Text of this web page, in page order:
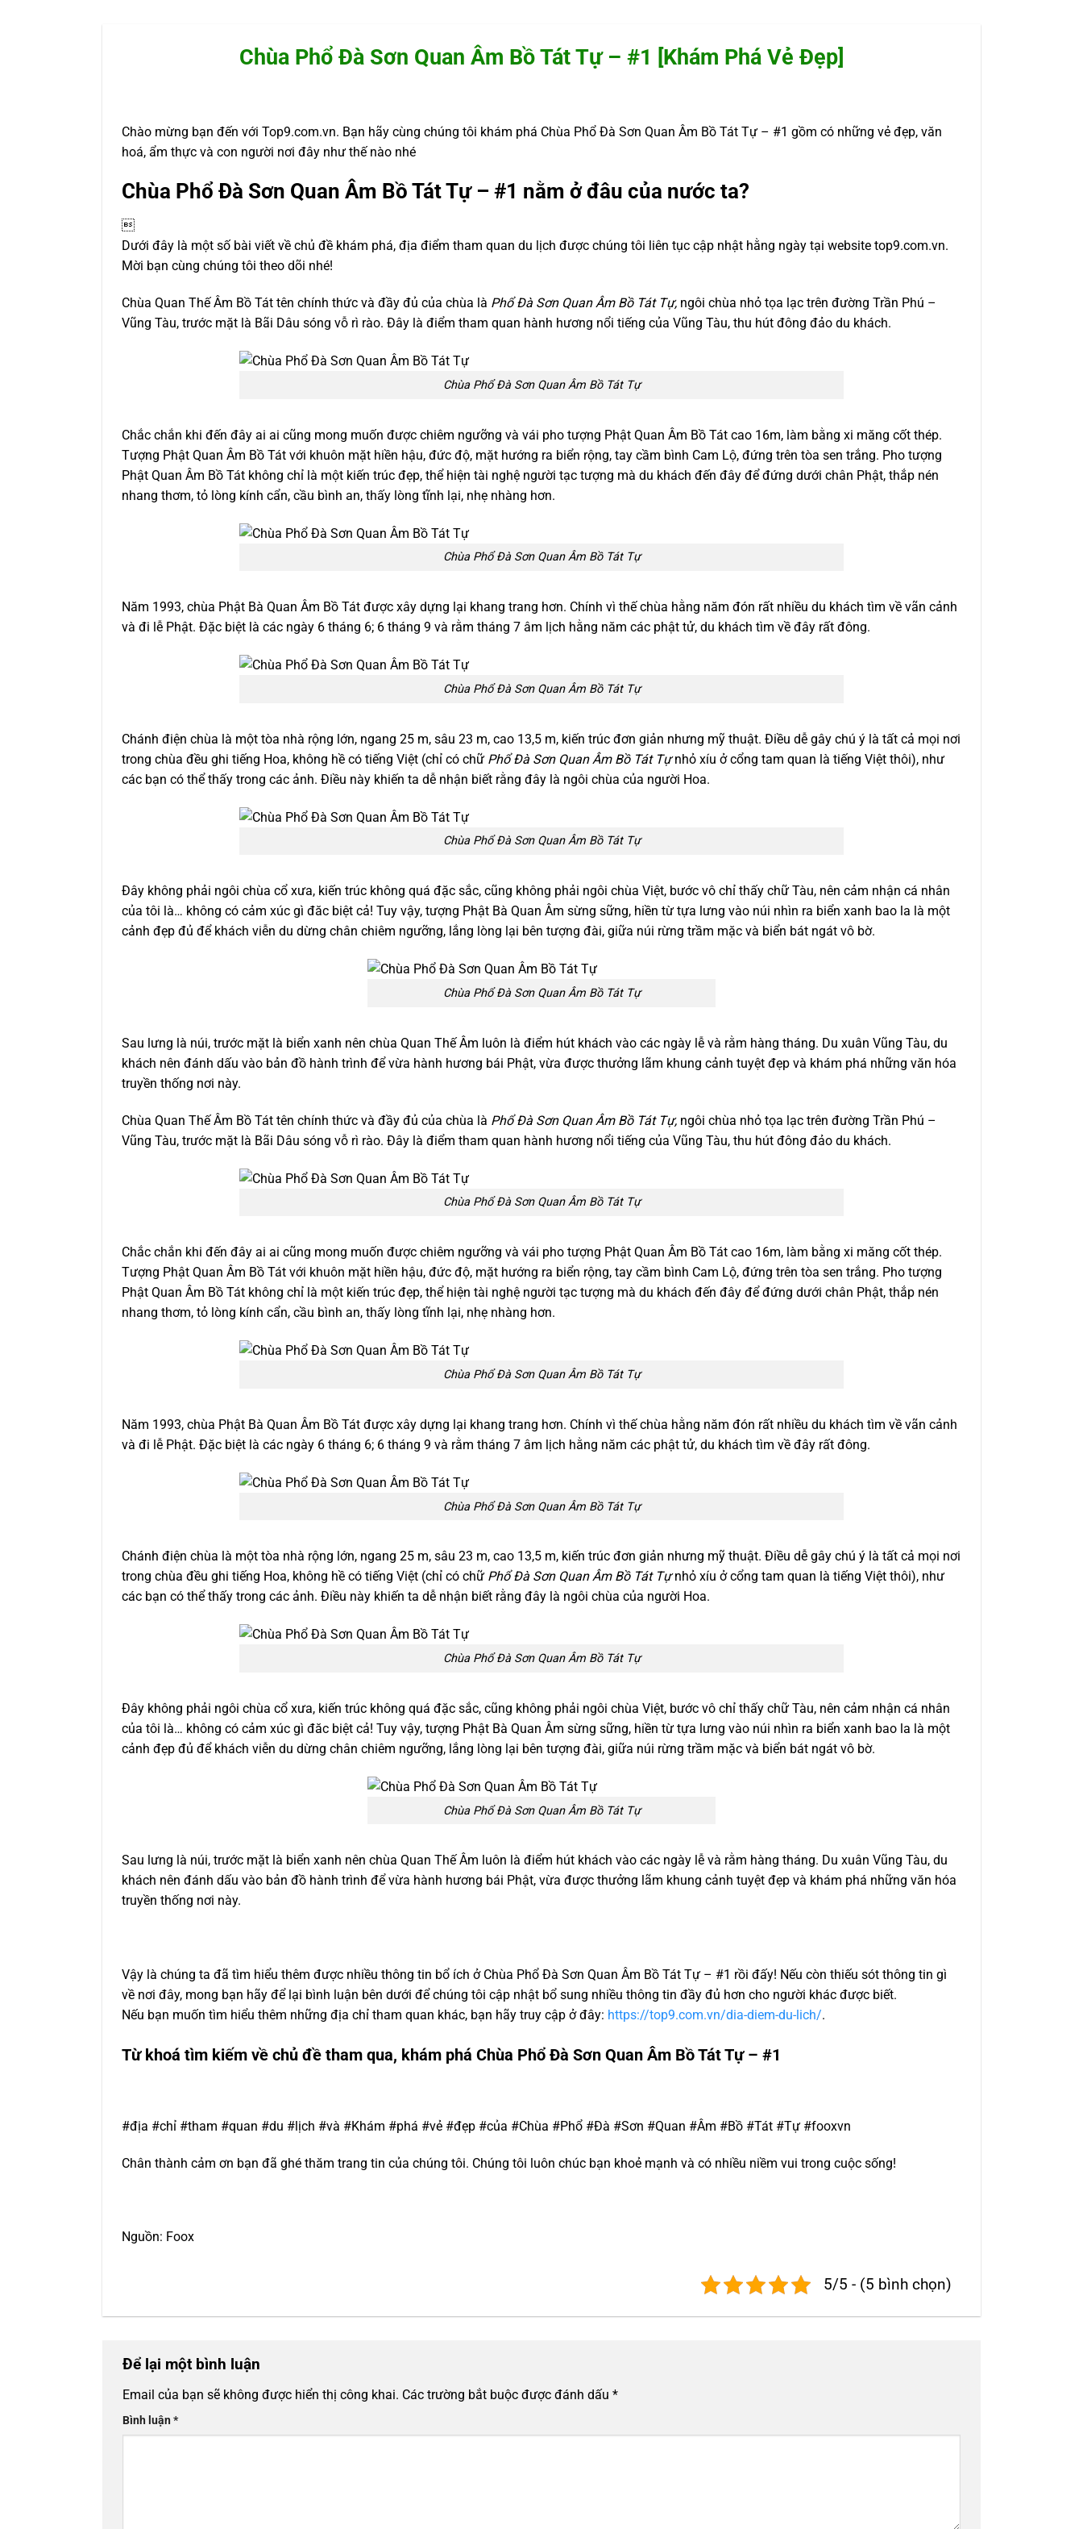
Chùa Phổ Đà Sơn Quan Âm Bồ Tát Tự – #1 [Khám Phá Vẻ Đẹp]
Chào mừng bạn đến với Top9.com.vn. Bạn hãy cùng chúng tôi khám phá Chùa Phổ Đà Sơn Quan Âm Bồ Tát Tự – #1 gồm có những vẻ đẹp, văn
hoá, ẩm thực và con người nơi đây như thế nào nhé
Chùa Phổ Đà Sơn Quan Âm Bồ Tát Tự – #1 nằm ở đâu của nước ta?

Dưới đây là một số bài viết về chủ đề khám phá, địa điểm tham quan du lịch được chúng tôi liên tục cập nhật hằng ngày tại website top9.com.vn.
Mời bạn cùng chúng tôi theo dõi nhé!
Chùa Quan Thế Âm Bồ Tát tên chính thức và đầy đủ của chùa là Phổ Đà Sơn Quan Âm Bồ Tát Tự, ngôi chùa nhỏ tọa lạc trên đường Trần Phú –
Vũng Tàu, trước mặt là Bãi Dâu sóng vỗ rì rào. Đây là điểm tham quan hành hương nổi tiếng của Vũng Tàu, thu hút đông đảo du khách.
Chùa Phổ Đà Sơn Quan Âm Bồ Tát Tự
Chắc chắn khi đến đây ai ai cũng mong muốn được chiêm ngưỡng và vái pho tượng Phật Quan Âm Bồ Tát cao 16m, làm bằng xi măng cốt thép.
Tượng Phật Quan Âm Bồ Tát với khuôn mặt hiền hậu, đức độ, mặt hướng ra biển rộng, tay cầm bình Cam Lộ, đứng trên tòa sen trắng. Pho tượng
Phật Quan Âm Bồ Tát không chỉ là một kiến trúc đẹp, thể hiện tài nghệ người tạc tượng mà du khách đến đây để đứng dưới chân Phật, thắp nén
nhang thơm, tỏ lòng kính cẩn, cầu bình an, thấy lòng tĩnh lại, nhẹ nhàng hơn.
Chùa Phổ Đà Sơn Quan Âm Bồ Tát Tự
Năm 1993, chùa Phật Bà Quan Âm Bồ Tát được xây dựng lại khang trang hơn. Chính vì thế chùa hằng năm đón rất nhiều du khách tìm về vãn cảnh
và đi lễ Phật. Đặc biệt là các ngày 6 tháng 6; 6 tháng 9 và rằm tháng 7 âm lịch hằng năm các phật tử, du khách tìm về đây rất đông.
Chùa Phổ Đà Sơn Quan Âm Bồ Tát Tự
Chánh điện chùa là một tòa nhà rộng lớn, ngang 25 m, sâu 23 m, cao 13,5 m, kiến trúc đơn giản nhưng mỹ thuật. Điều dễ gây chú ý là tất cả mọi nơi
trong chùa đều ghi tiếng Hoa, không hề có tiếng Việt (chỉ có chữ Phổ Đà Sơn Quan Âm Bồ Tát Tựnhỏ xíu ở cổng tam quan là tiếng Việt thôi), như
các bạn có thể thấy trong các ảnh. Điều này khiến ta dễ nhận biết rằng đây là ngôi chùa của người Hoa.
Chùa Phổ Đà Sơn Quan Âm Bồ Tát Tự
Đây không phải ngôi chùa cổ xưa, kiến trúc không quá đặc sắc, cũng không phải ngôi chùa Việt, bước vô chỉ thấy chữ Tàu, nên cảm nhận cá nhân
của tôi là… không có cảm xúc gì đăc biệt cả! Tuy vậy, tượng Phật Bà Quan Âm sừng sững, hiền từ tựa lưng vào núi nhìn ra biển xanh bao la là một
cảnh đẹp đủ để khách viễn du dừng chân chiêm ngưỡng, lắng lòng lại bên tượng đài, giữa núi rừng trầm mặc và biển bát ngát vô bờ.
Chùa Phổ Đà Sơn Quan Âm Bồ Tát Tự
Sau lưng là núi, trước mặt là biển xanh nên chùa Quan Thế Âm luôn là điểm hút khách vào các ngày lễ và rằm hàng tháng. Du xuân Vũng Tàu, du
khách nên đánh dấu vào bản đồ hành trình để vừa hành hương bái Phật, vừa được thưởng lãm khung cảnh tuyệt đẹp và khám phá những văn hóa
truyền thống nơi này.
Chùa Quan Thế Âm Bồ Tát tên chính thức và đầy đủ của chùa là Phổ Đà Sơn Quan Âm Bồ Tát Tự, ngôi chùa nhỏ tọa lạc trên đường Trần Phú –
Vũng Tàu, trước mặt là Bãi Dâu sóng vỗ rì rào. Đây là điểm tham quan hành hương nổi tiếng của Vũng Tàu, thu hút đông đảo du khách.
Chùa Phổ Đà Sơn Quan Âm Bồ Tát Tự
Chắc chắn khi đến đây ai ai cũng mong muốn được chiêm ngưỡng và vái pho tượng Phật Quan Âm Bồ Tát cao 16m, làm bằng xi măng cốt thép.
Tượng Phật Quan Âm Bồ Tát với khuôn mặt hiền hậu, đức độ, mặt hướng ra biển rộng, tay cầm bình Cam Lộ, đứng trên tòa sen trắng. Pho tượng
Phật Quan Âm Bồ Tát không chỉ là một kiến trúc đẹp, thể hiện tài nghệ người tạc tượng mà du khách đến đây để đứng dưới chân Phật, thắp nén
nhang thơm, tỏ lòng kính cẩn, cầu bình an, thấy lòng tĩnh lại, nhẹ nhàng hơn.
Chùa Phổ Đà Sơn Quan Âm Bồ Tát Tự
Năm 1993, chùa Phật Bà Quan Âm Bồ Tát được xây dựng lại khang trang hơn. Chính vì thế chùa hằng năm đón rất nhiều du khách tìm về vãn cảnh
và đi lễ Phật. Đặc biệt là các ngày 6 tháng 6; 6 tháng 9 và rằm tháng 7 âm lịch hằng năm các phật tử, du khách tìm về đây rất đông.
Chùa Phổ Đà Sơn Quan Âm Bồ Tát Tự
Chánh điện chùa là một tòa nhà rộng lớn, ngang 25 m, sâu 23 m, cao 13,5 m, kiến trúc đơn giản nhưng mỹ thuật. Điều dễ gây chú ý là tất cả mọi nơi
trong chùa đều ghi tiếng Hoa, không hề có tiếng Việt (chỉ có chữ Phổ Đà Sơn Quan Âm Bồ Tát Tựnhỏ xíu ở cổng tam quan là tiếng Việt thôi), như
các bạn có thể thấy trong các ảnh. Điều này khiến ta dễ nhận biết rằng đây là ngôi chùa của người Hoa.
Chùa Phổ Đà Sơn Quan Âm Bồ Tát Tự
Đây không phải ngôi chùa cổ xưa, kiến trúc không quá đặc sắc, cũng không phải ngôi chùa Việt, bước vô chỉ thấy chữ Tàu, nên cảm nhận cá nhân
của tôi là… không có cảm xúc gì đăc biệt cả! Tuy vậy, tượng Phật Bà Quan Âm sừng sững, hiền từ tựa lưng vào núi nhìn ra biển xanh bao la là một
cảnh đẹp đủ để khách viễn du dừng chân chiêm ngưỡng, lắng lòng lại bên tượng đài, giữa núi rừng trầm mặc và biển bát ngát vô bờ.
Chùa Phổ Đà Sơn Quan Âm Bồ Tát Tự
Sau lưng là núi, trước mặt là biển xanh nên chùa Quan Thế Âm luôn là điểm hút khách vào các ngày lễ và rằm hàng tháng. Du xuân Vũng Tàu, du
khách nên đánh dấu vào bản đồ hành trình để vừa hành hương bái Phật, vừa được thưởng lãm khung cảnh tuyệt đẹp và khám phá những văn hóa
truyền thống nơi này.
Vậy là chúng ta đã tìm hiểu thêm được nhiều thông tin bổ ích ở Chùa Phổ Đà Sơn Quan Âm Bồ Tát Tự – #1 rồi đấy! Nếu còn thiếu sót thông tin gì
về nơi đây, mong bạn hãy để lại bình luận bên dưới để chúng tôi cập nhật bổ sung nhiều thông tin đầy đủ hơn cho người khác được biết.
Nếu bạn muốn tìm hiểu thêm những địa chỉ tham quan khác, bạn hãy truy cập ở đây: https://top9.com.vn/dia-diem-du-lich/.
Từ khoá tìm kiếm về chủ đề tham qua, khám phá Chùa Phổ Đà Sơn Quan Âm Bồ Tát Tự – #1
#địa #chỉ #tham #quan #du #lịch #và #Khám #phá #vẻ #đẹp #của #Chùa #Phổ #Đà #Sơn #Quan #Âm #Bồ #Tát #Tự #fooxvn
Chân thành cảm ơn bạn đã ghé thăm trang tin của chúng tôi. Chúng tôi luôn chúc bạn khoẻ mạnh và có nhiều niềm vui trong cuộc sống!
Nguồn: Foox
5/5 - (5 bình chọn)
Để lại một bình luận
Email của bạn sẽ không được hiển thị công khai. Các trường bắt buộc được đánh dấu *
Bình luận*